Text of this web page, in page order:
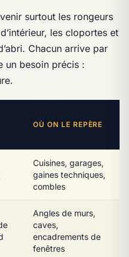
surtout les rongeurs
les cloportes et
Chacun arrive par
un besoin précis :
OÙ ON LE REPÈRE
Cuisines, garages,
gaines techniques,
combles
Angles de murs,
caves,
encadrements de
fenêtres